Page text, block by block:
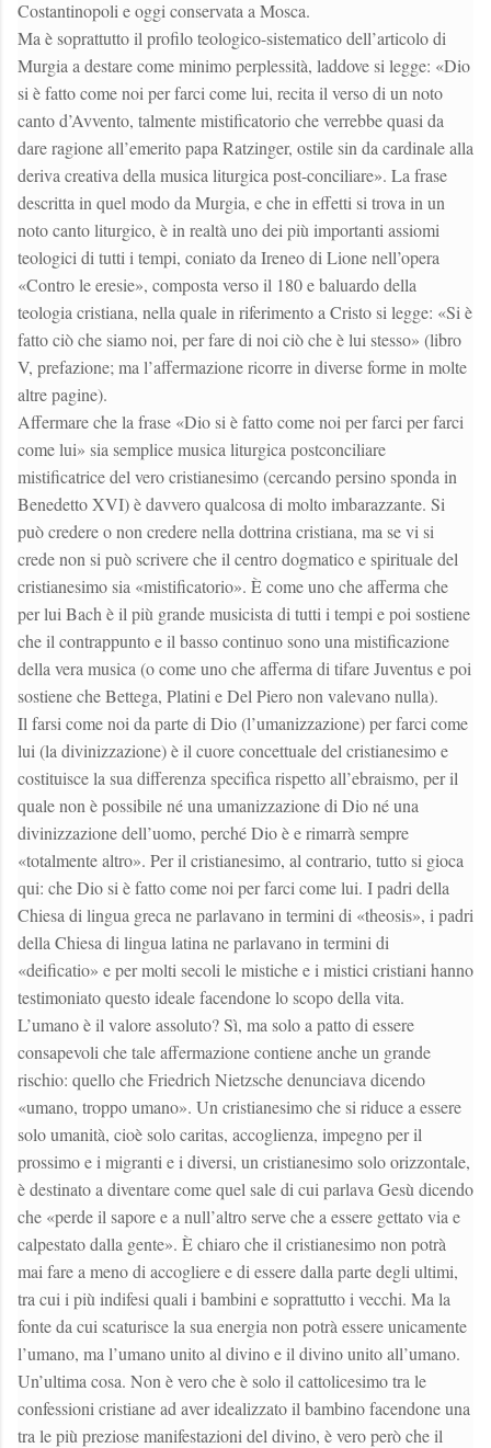
Costantinopoli e oggi conservata a Mosca.
Ma è soprattutto il profilo teologico-sistematico dell’articolo di
Murgia a destare come minimo perplessità, laddove si legge: «Dio
si è fatto come noi per farci come lui, recita il verso di un noto
canto d’Avvento, talmente mistificatorio che verrebbe quasi da
dare ragione all’emerito papa Ratzinger, ostile sin da cardinale alla
deriva creativa della musica liturgica post-conciliare». La frase
descritta in quel modo da Murgia, e che in effetti si trova in un
noto canto liturgico, è in realtà uno dei più importanti assiomi
teologici di tutti i tempi, coniato da Ireneo di Lione nell’opera
«Contro le eresie», composta verso il 180 e baluardo della
teologia cristiana, nella quale in riferimento a Cristo si legge: «Si è
fatto ciò che siamo noi, per fare di noi ciò che è lui stesso» (libro
V, prefazione; ma l’affermazione ricorre in diverse forme in molte
altre pagine).
Affermare che la frase «Dio si è fatto come noi per farci per farci
come lui» sia semplice musica liturgica postconciliare
mistificatrice del vero cristianesimo (cercando persino sponda in
Benedetto XVI) è davvero qualcosa di molto imbarazzante. Si
può credere o non credere nella dottrina cristiana, ma se vi si
crede non si può scrivere che il centro dogmatico e spirituale del
cristianesimo sia «mistificatorio». È come uno che afferma che
per lui Bach è il più grande musicista di tutti i tempi e poi sostiene
che il contrappunto e il basso continuo sono una mistificazione
della vera musica (o come uno che afferma di tifare Juventus e poi
sostiene che Bettega, Platini e Del Piero non valevano nulla).
Il farsi come noi da parte di Dio (l’umanizzazione) per farci come
lui (la divinizzazione) è il cuore concettuale del cristianesimo e
costituisce la sua differenza specifica rispetto all’ebraismo, per il
quale non è possibile né una umanizzazione di Dio né una
divinizzazione dell’uomo, perché Dio è e rimarrà sempre
«totalmente altro». Per il cristianesimo, al contrario, tutto si gioca
qui: che Dio si è fatto come noi per farci come lui. I padri della
Chiesa di lingua greca ne parlavano in termini di «theosis», i padri
della Chiesa di lingua latina ne parlavano in termini di
«deificatio» e per molti secoli le mistiche e i mistici cristiani hanno
testimoniato questo ideale facendone lo scopo della vita.
L’umano è il valore assoluto? Sì, ma solo a patto di essere
consapevoli che tale affermazione contiene anche un grande
rischio: quello che Friedrich Nietzsche denunciava dicendo
«umano, troppo umano». Un cristianesimo che si riduce a essere
solo umanità, cioè solo caritas, accoglienza, impegno per il
prossimo e i migranti e i diversi, un cristianesimo solo orizzontale,
è destinato a diventare come quel sale di cui parlava Gesù dicendo
che «perde il sapore e a null’altro serve che a essere gettato via e
calpestato dalla gente». È chiaro che il cristianesimo non potrà
mai fare a meno di accogliere e di essere dalla parte degli ultimi,
tra cui i più indifesi quali i bambini e soprattutto i vecchi. Ma la
fonte da cui scaturisce la sua energia non potrà essere unicamente
l’umano, ma l’umano unito al divino e il divino unito all’umano.
Un’ultima cosa. Non è vero che è solo il cattolicesimo tra le
confessioni cristiane ad aver idealizzato il bambino facendone una
tra le più preziose manifestazioni del divino, è vero però che il